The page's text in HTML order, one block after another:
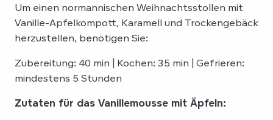
Um einen normannischen Weihnachtsstollen mit
Vanille-Apfelkompott, Karamell und Trockengebäck
herzustellen, benötigen Sie:
Zubereitung: 40 min | Kochen: 35 min | Gefrieren:
mindestens 5 Stunden
Zutaten für das Vanillemousse mit Äpfeln: